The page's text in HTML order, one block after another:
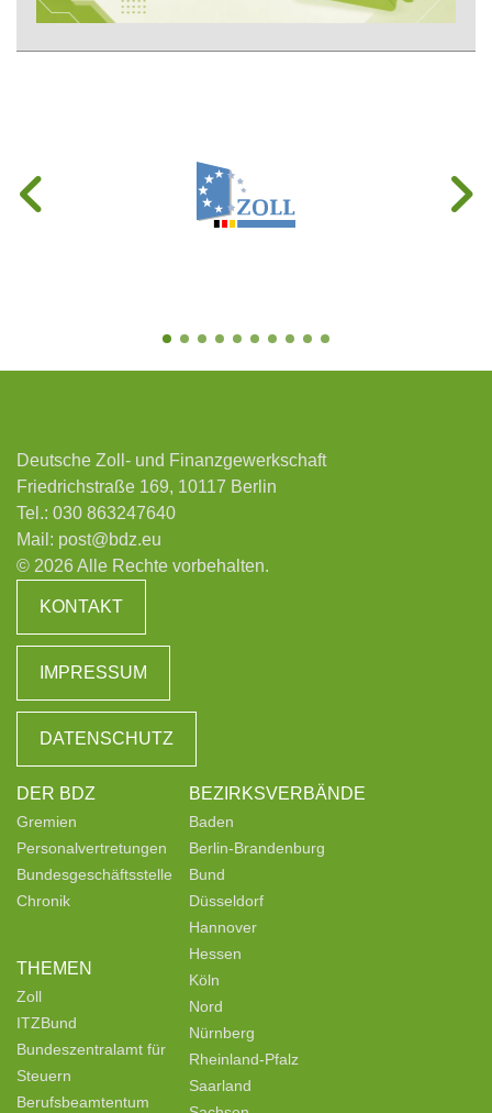
Deutsche Zoll- und Finanzgewerkschaft
Friedrichstraße 169, 10117 Berlin
Tel.: 030 863247640
Mail: post@bdz.eu
© 2026 Alle Rechte vorbehalten.
KONTAKT
IMPRESSUM
DATENSCHUTZ
DER BDZ
Gremien
Personalvertretungen
Bundesgeschäftsstelle
Chronik
THEMEN
Zoll
ITZBund
Bundeszentralamt für
Steuern
Berufsbeamtentum
BEZIRKSVERBÄNDE
Baden
Berlin-Brandenburg
Bund
Düsseldorf
Hannover
Hessen
Köln
Nord
Nürnberg
Rheinland-Pfalz
Saarland